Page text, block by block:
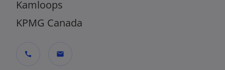
Kamloops
KPMG Canada
call mail